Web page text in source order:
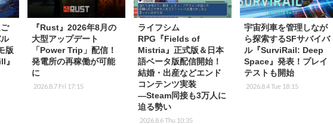
版
『Rust』2026年8月の
大型アップデート
「Power Trip」配信！
発電所の再稼働が可能
に
2026.8.7 Fri 17:15
ライフシム
RPG『Fields of
Mistria』正式版＆日本
語ベータ版配信開始！
結婚・出産などエンド
コンテンツ実装
―Steam同接も3万人に
迫る勢い
2026.8.6 Thu 10:35
宇宙列車を管理しなが
ら探索するSFサバイバ
ル『SurviRail: Deep
Space』発表！プレイ
テストも開始
2026.8.4 Tue 18:15